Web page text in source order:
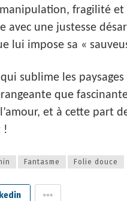
fragilité et
avec une justesse
lui impose sa «
sublime les
que
et à cette part
!
Fantasme Folie douce